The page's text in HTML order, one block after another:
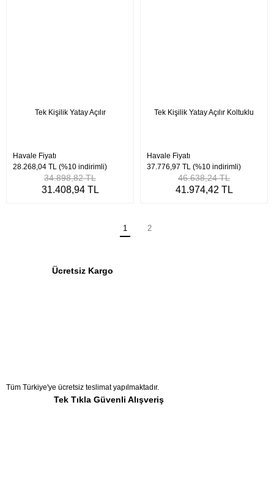
Tek Kişilik Yatay Açılır
Havale Fiyatı
28.268,04 TL (%10 indirimli)
34.898,82 TL
31.408,94 TL
Tek Kişilik Yatay Açılır Koltuklu
Havale Fiyatı
37.776,97 TL (%10 indirimli)
46.638,24 TL
41.974,42 TL
1 2
Ücretsiz Kargo
Tüm Türkiye'ye ücretsiz teslimat yapılmaktadır.
Tek Tıkla Güvenli Alışveriş